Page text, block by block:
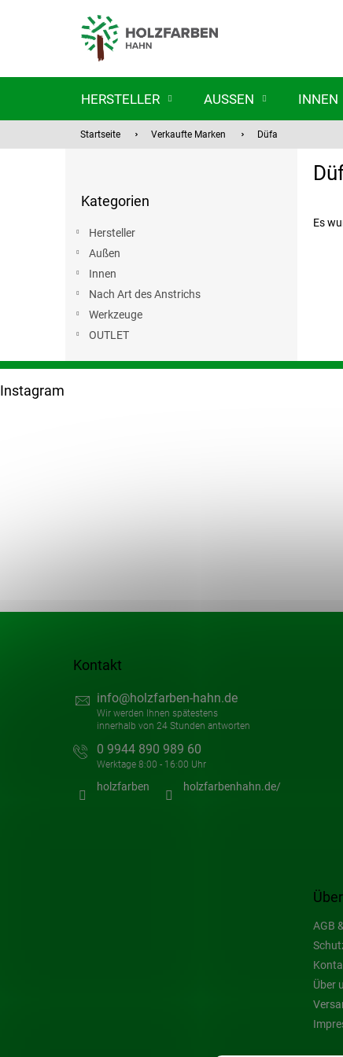
HERSTELLER AUSSEN INNEN
Startseite Verkaufte Marken Düfa
überspringen
Kategorien
Hersteller
Außen
Innen
Nach Art des Anstrichs
Werkzeuge
OUTLET
Es
F
u
AGB
Über
Instagram
Kontakt
info@holzfarben-hahn.de
0 9944 890 989 60
holzfarben holzfarbenhahn.de/